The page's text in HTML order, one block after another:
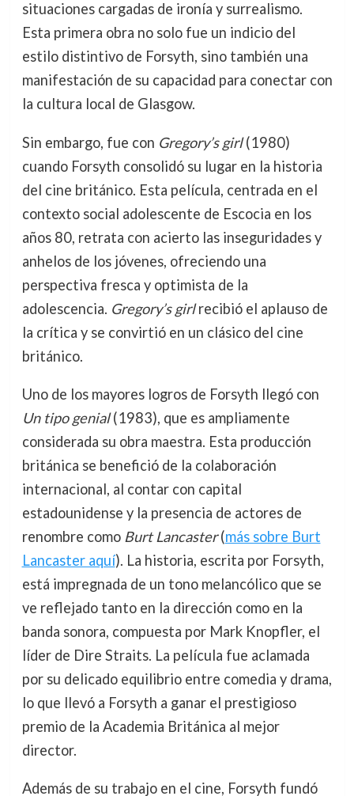
situaciones cargadas de ironía y surrealismo.
Esta primera obra no solo fue un indicio del
estilo distintivo de Forsyth, sino también una
manifestación de su capacidad para conectar con
la cultura local de Glasgow.
Sin embargo, fue con Gregory’s girl(1980)
cuando Forsyth consolidó su lugar en la historia
del cine británico. Esta película, centrada en el
contexto social adolescente de Escocia en los
años 80, retrata con acierto las inseguridades y
anhelos de los jóvenes, ofreciendo una
perspectiva fresca y optimista de la
adolescencia. Gregory’s girlrecibió el aplauso de
la crítica y se convirtió en un clásico del cine
británico.
Uno de los mayores logros de Forsyth llegó con
Un tipo genial(1983), que es ampliamente
considerada su obra maestra. Esta producción
británica se benefició de la colaboración
internacional, al contar con capital
estadounidense y la presencia de actores de
renombre como Burt Lancaster(más sobre Burt
Lancaster aquí). La historia, escrita por Forsyth,
está impregnada de un tono melancólico que se
ve reflejado tanto en la dirección como en la
banda sonora, compuesta por Mark Knopfler, el
líder de Dire Straits. La película fue aclamada
por su delicado equilibrio entre comedia y drama,
lo que llevó a Forsyth a ganar el prestigioso
premio de la Academia Británica al mejor
director.
Además de su trabajo en el cine, Forsyth fundó